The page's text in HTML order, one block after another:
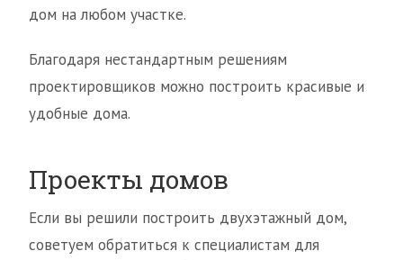
дом на любом участке.
Благодаря нестандартным решениям
проектировщиков можно построить красивые и
удобные дома.
Проекты домов
Если вы решили построить двухэтажный дом,
советуем обратиться к специалистам для